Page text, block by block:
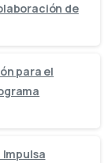
de
para el